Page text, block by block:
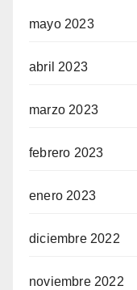
mayo 2023
abril 2023
marzo 2023
febrero 2023
enero 2023
diciembre 2022
noviembre 2022